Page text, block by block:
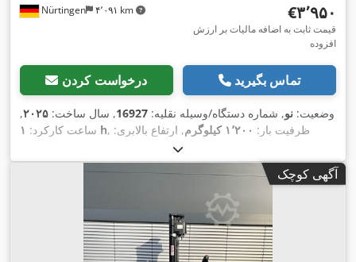
Nürtingen ۴٬۰۹۱ km ‎€۳٬۹۵۰
قیمت ثابت به اضافه مالیات بر ارزش
افزوده
درخواست کردن تماس بگیرید
وضعیت: نو, شماره دستگاه/وسیله نقلیه: 16927, سال ساخت: ۲۰۲۵,
ساعت کارکرد: ۱ h , ظرفیت بار: ۱٬۲۰۰ کیلوگرم
, ارتفاع بالابری:
۶۰۰ میلی‌متر
دکل:سیمپلکس, ارتفاع سازه:۲٬۲۸۰ میلی‌متر , ولتاژ باتری: ۲۴ V,
طول شاخک‌ها:
۱٬۱۵۰ میلی‌متر آگهی کوچک